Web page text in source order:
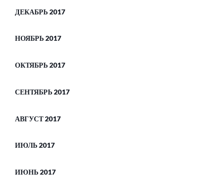
ДЕКАБРЬ 2017
НОЯБРЬ 2017
ОКТЯБРЬ 2017
СЕНТЯБРЬ 2017
АВГУСТ 2017
ИЮЛЬ 2017
ИЮНЬ 2017